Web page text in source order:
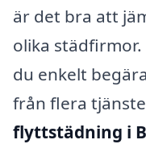
är det bra att
olika
du enkelt
från flera
flyttstädning i